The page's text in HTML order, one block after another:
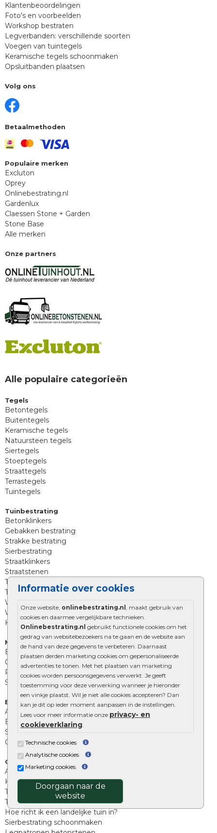
Informatie over cookies
Onze website, onlinebestrating.nl , maakt gebruik van
cookies en daarmee vergelijkbare technieken.
Onlinebestrating.nl gebruikt functionele cookies om het
gedrag van websitebezoekers na te gaan en de website aan
de hand van deze gegevens te verbeteren. Daarnaast
plaatsen derden marketing cookies om gepersonaliseerde
advertenties te tonen. Met het plaatsen van marketing
cookies worden persoonsgegevens verwerkt. Je geeft
toestemming voor deze verwerking wanneer je hieronder
een vinkje plaatst. Wil je niet alle cookies accepteren? Dan
kan je dit op ieder moment aanpassen in de instellingen.
Lees voor meer informatie onze privacy- en
cookieverklaring.
Technische cookies
Analytische cookies
Marketing cookies
Doorgaan naar de
website
Klantenbeoordelingen
Foto's en voorbeelden
Workshop bestraten
Legverbanden: verschillende soorten
Voegen van tuintegels
Keramische tegels schoonmaken
Opsluitbanden plaatsen
Volg ons
Betaalmethoden
Populaire merken
Excluton
Oprey
Onlinebestrating.nl
Gardenlux
Claessen Stone + Garden
Stone Base
Alle merken
Onze partners
Alle populaire categorieën
Tegels
Betontegels
Buitentegels
Keramische tegels
Natuursteen tegels
Siertegels
Stoeptegels
Straattegels
Terrastegels
Tuintegels
Tuinbestrating
Betonklinkers
Gebakken bestrating
Strakke bestrating
Sierbestrating
Straatklinkers
Straatstenen
Trommelstenen
Tuinstenen
Waalformaat
Wildverband bestrating
Kingstones
Muurelementen
Betonbielzen
Opsluitbanden
Palissades
Stapelblokken
Extra benodigdheden
Afwatering en diversen
Beplantings en betonelementen
Split, grind en zand
Oprit tegels
Overig
Aanbiedingen
Kunstgras
Tuintegels outlet
Terrastegels leggen
Hoe richt ik een landelijke tuin in?
Sierbestrating schoonmaken